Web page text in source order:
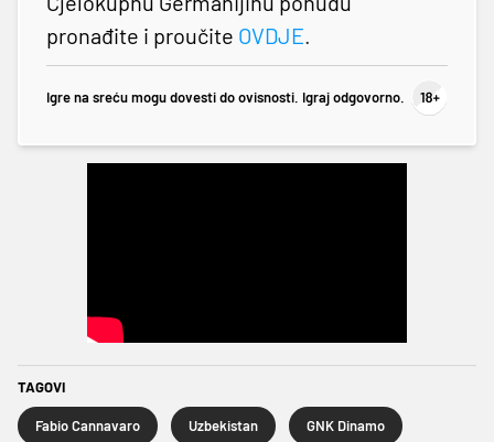
pronađite i proučite OVDJE.
Igre na sreću mogu dovesti do ovisnosti. Igraj odgovorno.
TAGOVI
Fabio Cannavaro Uzbekistan GNK Dinamo